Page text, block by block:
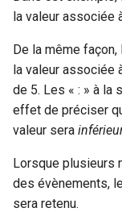
la valeur associée
De la même
la valeur associée
de 5. Les « : » à la
effet de préciser
valeur sera
Lorsque plusieurs
des évènements,
sera retenu.